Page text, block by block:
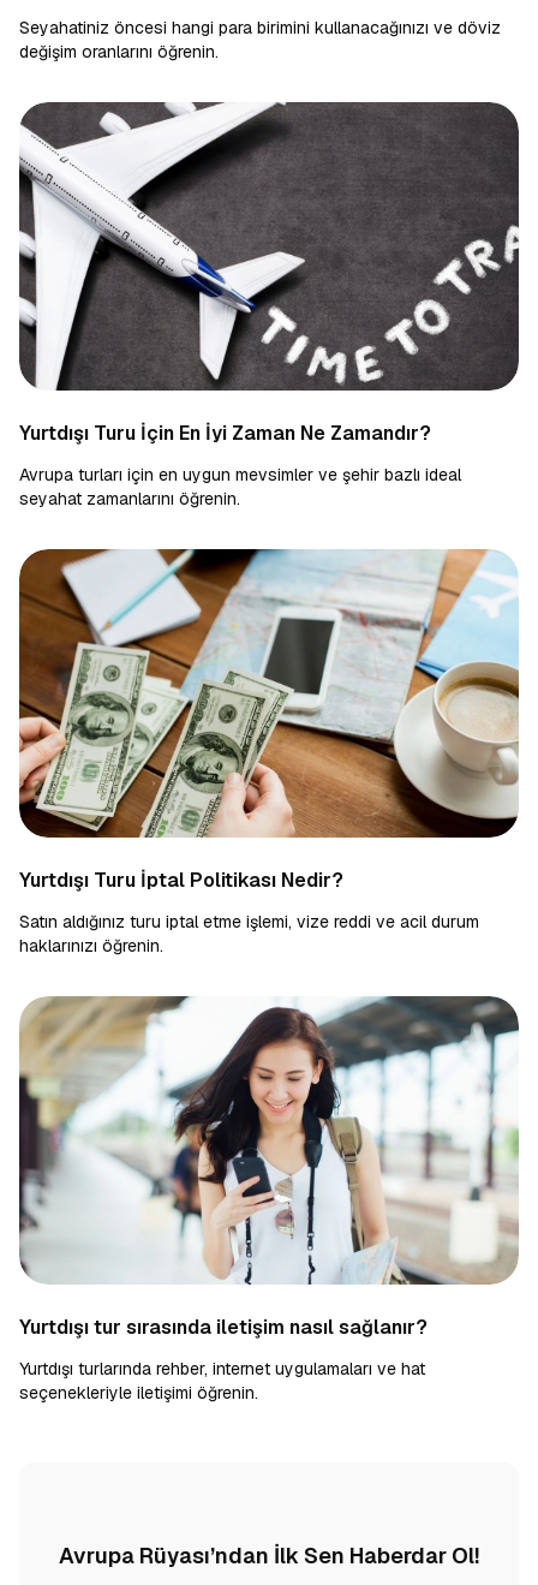
Seyahatiniz öncesi hangi para birimini kullanacağınızı ve döviz
değişim oranlarını öğrenin.
Yurtdışı Turu İçin En İyi Zaman Ne Zamandır?
Avrupa turları için en uygun mevsimler ve şehir bazlı ideal
seyahat zamanlarını öğrenin.
Yurtdışı Turu İptal Politikası Nedir?
Satın aldığınız turu iptal etme işlemi, vize reddi ve acil durum
haklarınızı öğrenin.
Yurtdışı tur sırasında iletişim nasıl sağlanır?
Yurtdışı turlarında rehber, internet uygulamaları ve hat
seçenekleriyle iletişimi öğrenin.
Avrupa Rüyası’ndan İlk Sen Haberdar Ol!